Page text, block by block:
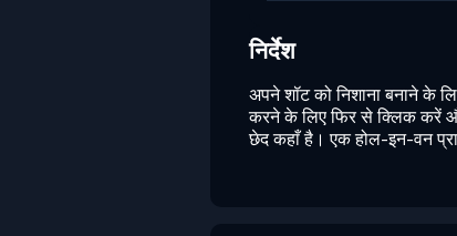
निर्देश
अपने शॉट को निशाना बनाने के
करने के लिए फिर से क्लिक करें
छेद कहाँ है। एक होल-इन-वन